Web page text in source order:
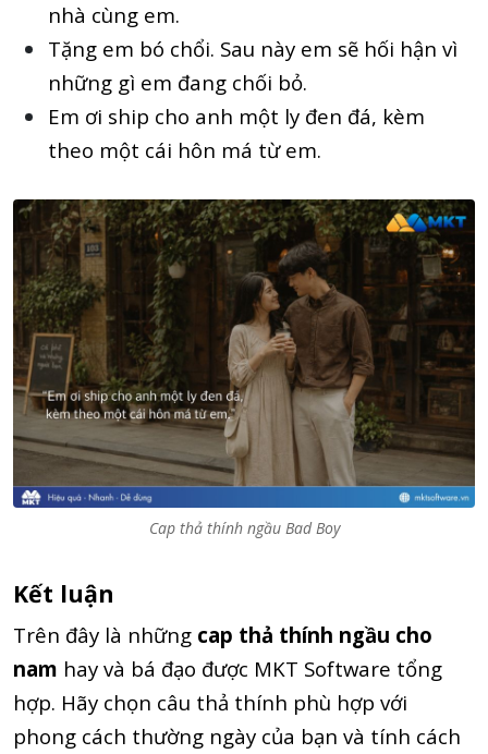
nhà cùng em.
Tặng em bó chổi. Sau này em sẽ hối hận vì
những gì em đang chối bỏ.
Em ơi ship cho anh một ly đen đá, kèm
theo một cái hôn má từ em.
Cap thả thính ngầu Bad Boy
Kết luận
Trên đây là những cap thả thính ngầu cho
nam hay và bá đạo được MKT Software tổng
hợp. Hãy chọn câu thả thính phù hợp với
phong cách thường ngày của bạn và tính cách